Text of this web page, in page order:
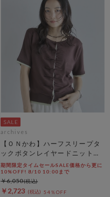
archives
【ＯＮかわ】ハーフスリープタ
ックボタンレイヤードニットカ
ーディガン
期間限定タイムセールSALE価格から更に
10%OFF! 8/10 10:00まで
￥2,723 54％OFF
￥6,050